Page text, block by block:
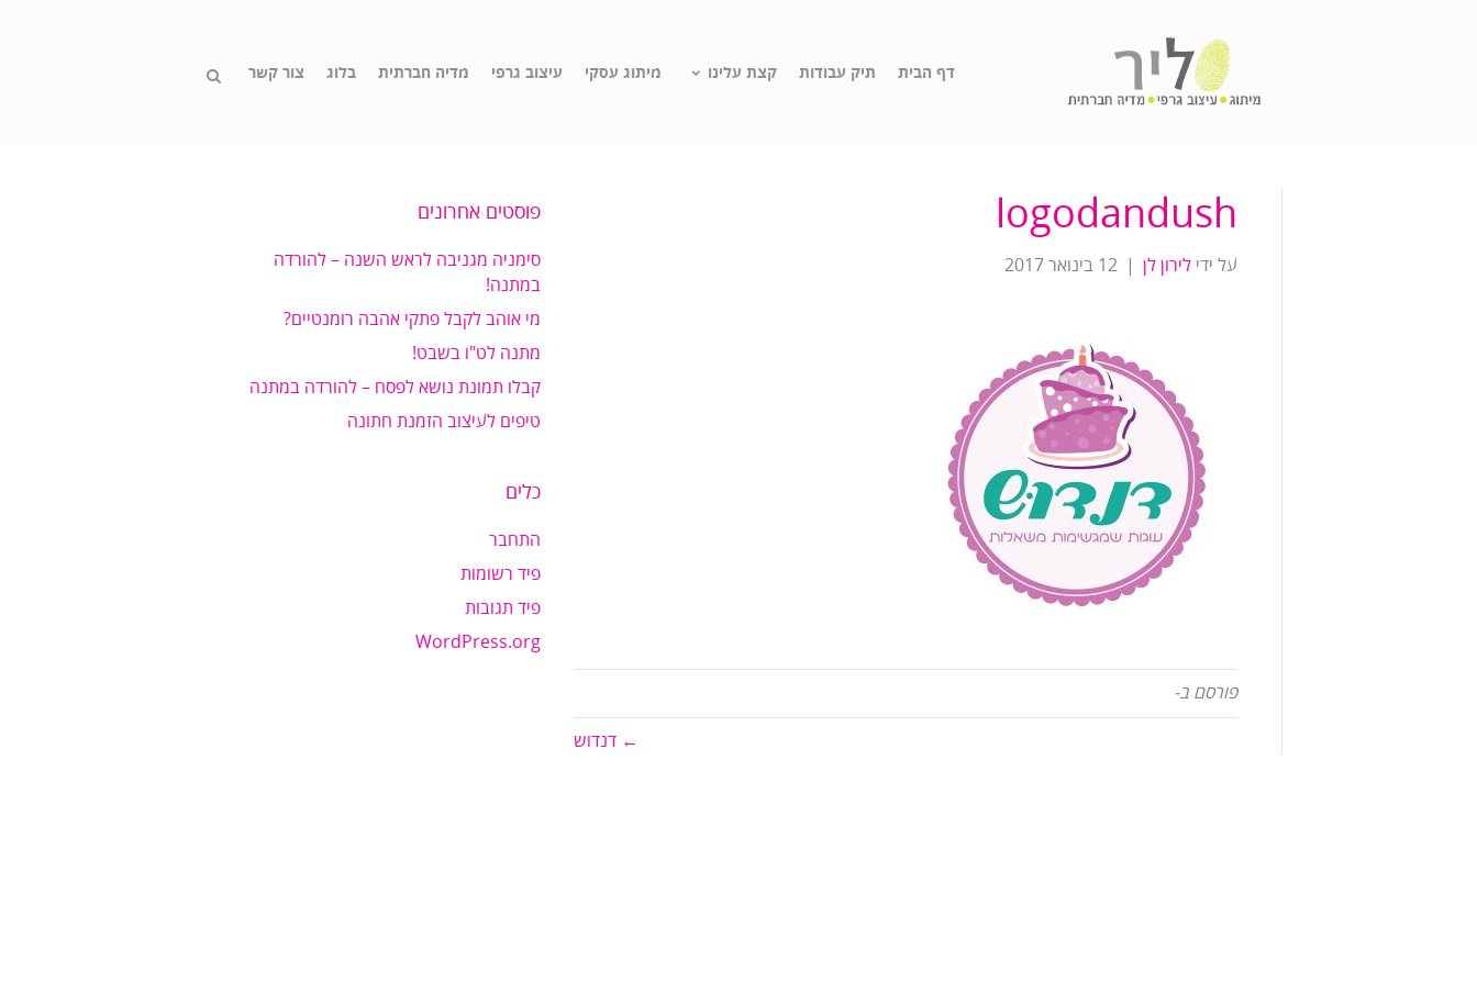
דף הבית תיק עבודות קצת עלינו מיתוג עסקי עיצוב גרפי מדיה חברתית בלוג צור קשר
logodandush
על ידי לירון לן 12 בינואר 2017
פורסם ב-
← דנדוש
פוסטים אחרונים
סימניה מגניבה לראש השנה – להורדה
במתנה!
מי אוהב לקבל פתקי אהבה רומנטיים?
מתנה לט"ו בשבט!
קבלו תמונת נושא לפסח – להורדה במתנה
טיפים לעיצוב הזמנת חתונה
כלים
התחבר
פיד רשומות
פיד תגובות
WordPress.org